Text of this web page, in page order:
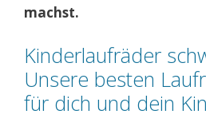
machst.
Kinderlaufräder
Unsere besten
für dich und dein